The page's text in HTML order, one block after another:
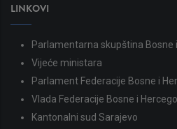
LINKOVI
Parlamentarna skupština Bosne
Vijeće ministara
Parlament Federacije Bosne i
Vlada Federacije Bosne i
Kantonalni sud Sarajevo